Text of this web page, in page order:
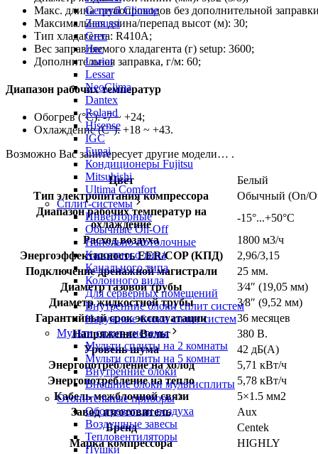
General Climate
Zanussi
Gree
Hec
Loriot
Lessar
NeoClima
Dantex
Roland
Hisense
IGC
Funai
Кондиционеры Fujitsu
Mitsubishi
Ultima Comfort
Сплит-системы
Инверторные
Обычные On-Off
Напольно-потолочные
Кассетного типа
Канального типа
Колонного вида
Для серверных помещений
Внутренние блоки сплит систем
Наружные блоки сплит систем
Мульти сплит-системы
Мульти сплиты на 2 комнаты
Мульти сплиты на 5 комнат
Внутренние блоки
Внешние блоки мультисплиты
Отопительные приборы
Обогреватели воздуха
Воздушные завесы
Тепловентиляторы
Пушки
Макс. длина трубопроводов без дополнительной
Максимальная длина/перепад высот (м): 30;
Тип хладагента: R410A;
Вес заправляемого хладагента (г) setup: 3600;
Дополнительная заправка, г/м: 60;
Диапазон рабочих температур
Обогрев (°С): -7 ~ +24;
Охлаждение (С°): +18 ~ +43.
Возможно Вас заинтересует другие модели… .
Цвет
Белый
Тип электропитания компрессора
Обычный (On/
Диапазон рабочих температур на
охлаждение
-15°...+50°C
Расход воздуха
1800 м3/ч
Энергоэффективность EER/COP (КПД)
2,96/3,15
Подключение дренажной магистрали
25 мм.
Диаметр газовой трубы
3⁄4″ (19,05 мм)
Диаметр жидкостной трубы
3⁄8″ (9,52 мм)
Гарантийный срок эксплуатации
36 месяцев
Напряжение Вольт
380 В.
Уровень шума
42 дБ(А)
Энергопотребление на холод
5,71 кВт/ч
Энергопотребление на тепло
5,78 кВт/ч
Кабель межблочной связи
5×1.5 мм2
Завод изготовитель
Aux
Бренд
Centek
Марка компрессора
HIGHLY